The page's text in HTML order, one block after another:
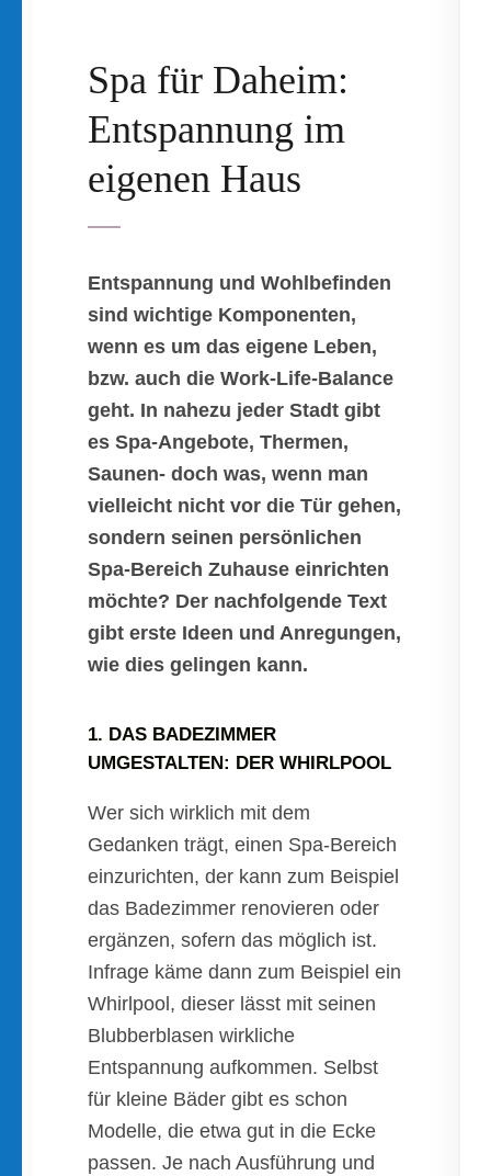
Spa für Daheim:
Entspannung im
eigenen Haus
Entspannung und Wohlbefinden
sind wichtige Komponenten,
wenn es um das eigene Leben,
bzw. auch die Work-Life-Balance
geht. In nahezu jeder Stadt gibt
es Spa-Angebote, Thermen,
Saunen- doch was, wenn man
vielleicht nicht vor die Tür gehen,
sondern seinen persönlichen
Spa-Bereich Zuhause einrichten
möchte? Der nachfolgende Text
gibt erste Ideen und Anregungen,
wie dies gelingen kann.
1. DAS BADEZIMMER
UMGESTALTEN: DER WHIRLPOOL
Wer sich wirklich mit dem
Gedanken trägt, einen Spa-Bereich
einzurichten, der kann zum Beispiel
das Badezimmer renovieren oder
ergänzen, sofern das möglich ist.
Infrage käme dann zum Beispiel ein
Whirlpool, dieser lässt mit seinen
Blubberblasen wirkliche
Entspannung aufkommen. Selbst
für kleine Bäder gibt es schon
Modelle, die etwa gut in die Ecke
passen. Je nach Ausführung und